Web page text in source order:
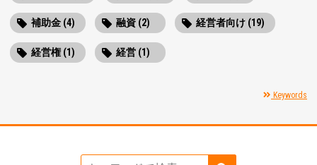
補助金 (4) 融資 (2) 経営者向け (19)
経営権 (1) 経営 (1)
Keywords